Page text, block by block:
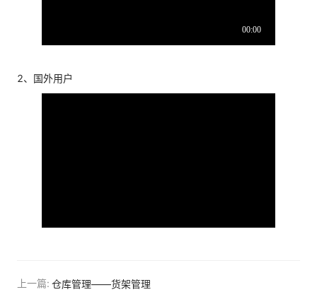
2、国外用户
上一篇: 仓库管理——货架管理